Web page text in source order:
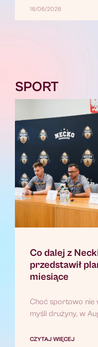
16/06/2026
SPORT
Co dalej z
przedstawił
miesiące
Choć sportowo nie
myśli drużyny, w
CZYTAJ WIĘCEJ